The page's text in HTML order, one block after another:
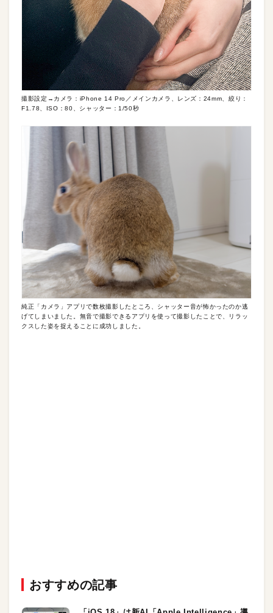
撮影設定→カメラ：iPhone 14 Pro／メインカメラ、レンズ：24mm、絞り：
F1.78、ISO：80、シャッター：1/50秒
純正「カメラ」アプリで数枚撮影したところ、シャッター音が怖かったのか逃
げてしまいました。無音で撮影できるアプリを使って撮影したことで、リラッ
クスした姿を捉えることに成功しました。
おすすめの記事